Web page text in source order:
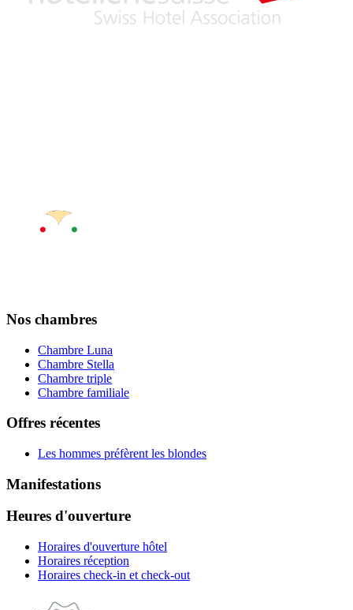
Nos chambres
Chambre Luna
Chambre Stella
Chambre triple
Chambre familiale
Offres récentes
Les hommes préfèrent les blondes
Manifestations
Heures d'ouverture
Horaires d'ouverture hôtel
Horaires réception
Horaires check-in et check-out